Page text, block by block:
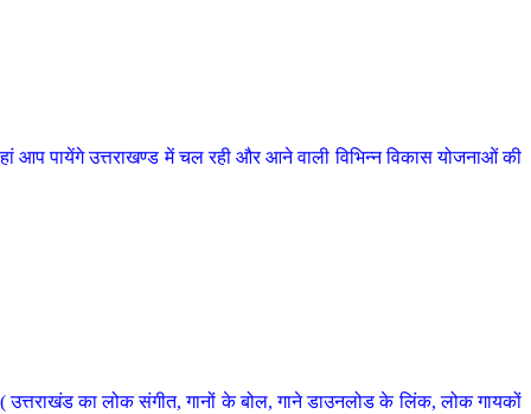
आप पायेंगे उत्तराखण्ड में चल रही और आने वाली विभिन्न विकास योजनाओं की
का लोक संगीत, गानों के बोल, गाने डाउनलोड के लिंक, लोक गायकों